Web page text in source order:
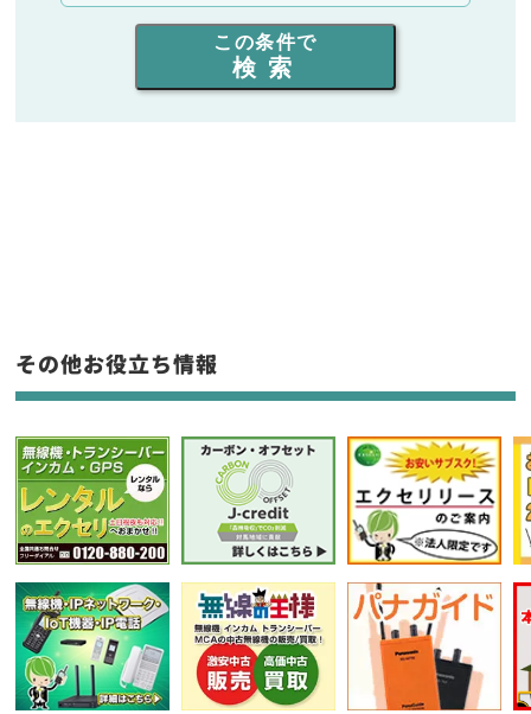
出力を選ぶ
同時通話人数を選ぶ
フリーワード入力(製品名等)
選択条件をリセット
この条件で
検索
その他お役立ち情報